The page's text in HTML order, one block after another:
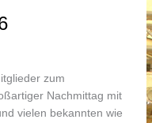
zum
Nachmittag mit
vielen bekannten wie